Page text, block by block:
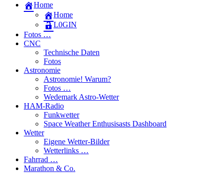
Home
Home
L​0​​GIN
Fotos …
CNC
Technische Daten
Fotos
Astronomie
Astronomie! Warum?
Fotos …
Wedemark Astro-Wetter
HAM-Radio
Funkwetter
Space Weather Enthusisasts Dashboard
Wetter
Eigene Wetter-Bilder
Wetterlinks …
Fahrrad …
Marathon & Co.